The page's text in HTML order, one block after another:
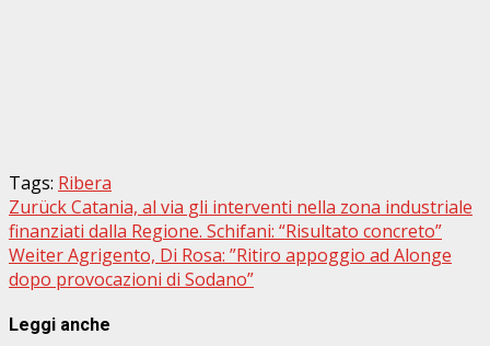
Tags: Ribera
Beitragsnavigation
ZurückCatania, al via gli interventi nella zona industriale
finanziati dalla Regione. Schifani: “Risultato concreto”
WeiterAgrigento, Di Rosa: ”Ritiro appoggio ad Alonge
dopo provocazioni di Sodano”
Leggi anche